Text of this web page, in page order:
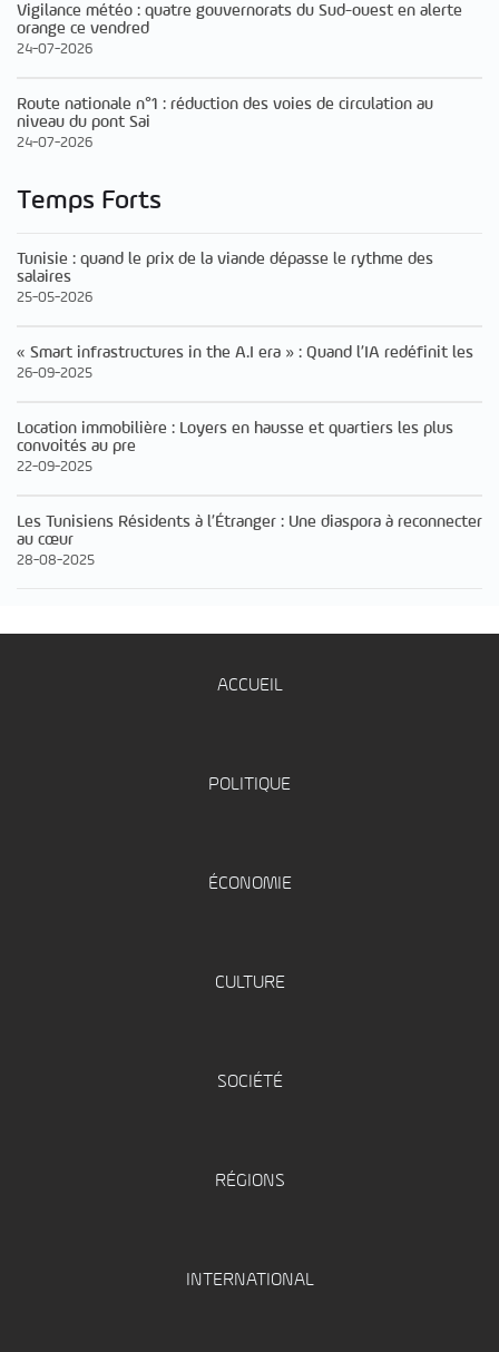
Vigilance météo : quatre gouvernorats du Sud-ouest en alerte
orange ce vendred
24-07-2026
Route nationale n°1 : réduction des voies de circulation au
niveau du pont Sai
24-07-2026
Temps Forts
Tunisie : quand le prix de la viande dépasse le rythme des
salaires
25-05-2026
« Smart infrastructures in the A.I era » : Quand l’IA redéfinit les
26-09-2025
Location immobilière : Loyers en hausse et quartiers les plus
convoités au pre
22-09-2025
Les Tunisiens Résidents à l’Étranger : Une diaspora à reconnecter
au cœur
28-08-2025
ACCUEIL
POLITIQUE
ÉCONOMIE
CULTURE
SOCIÉTÉ
RÉGIONS
INTERNATIONAL